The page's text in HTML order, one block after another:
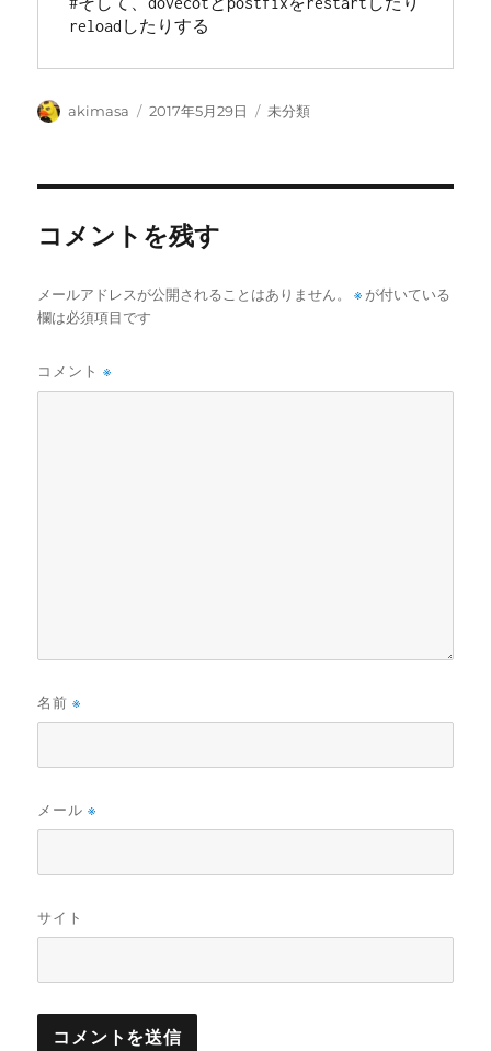
reloadしたりする
投
akimasa
投
2017年5月29日
カ
未分類
コメントを残す
メールアドレスが公開されることはありません。 ※ が付いている
欄は必須項目です
コメント※
名前※
メール※
サイト